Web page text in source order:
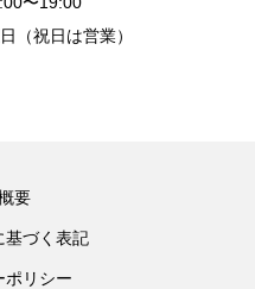
（祝日は営業）
要
基づく表記
ポリシー